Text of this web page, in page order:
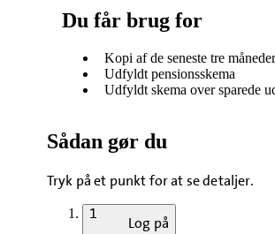
Du får brug for
Kopi af de seneste tre
Udfyldt pensionsskema
Udfyldt skema over sparede
Sådan gør du
Tryk på et punkt for at se detaljer.
1
Log på